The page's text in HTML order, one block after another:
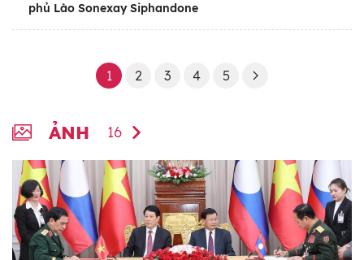
phủ Lào Sonexay Siphandone
1 2 3 4 5
ẢNH 16